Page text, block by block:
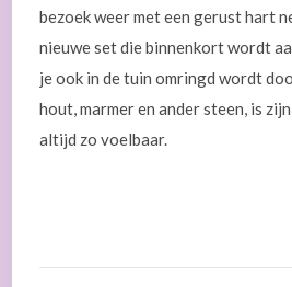
bezoek weer met een gerust hart
nieuwe set die binnenkort wordt
je ook in de tuin omringd wordt
hout, marmer en ander steen, is
altijd zo voelbaar.